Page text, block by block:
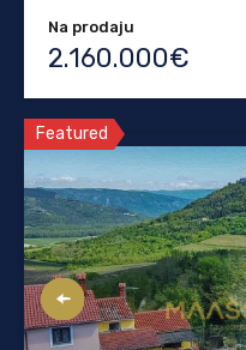
Na prodaju
2.160.000€
Featured